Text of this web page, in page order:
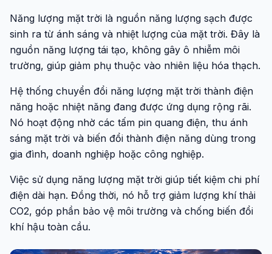
Năng lượng mặt trời là nguồn năng lượng sạch được
sinh ra từ ánh sáng và nhiệt lượng của mặt trời. Đây là
nguồn năng lượng tái tạo, không gây ô nhiễm môi
trường, giúp giảm phụ thuộc vào nhiên liệu hóa thạch.
Hệ thống chuyển đổi năng lượng mặt trời thành điện
năng hoặc nhiệt năng đang được ứng dụng rộng rãi.
Nó hoạt động nhờ các tấm pin quang điện, thu ánh
sáng mặt trời và biến đổi thành điện năng dùng trong
gia đình, doanh nghiệp hoặc công nghiệp.
Việc sử dụng năng lượng mặt trời giúp tiết kiệm chi phí
điện dài hạn. Đồng thời, nó hỗ trợ giảm lượng khí thải
CO2, góp phần bảo vệ môi trường và chống biến đổi
khí hậu toàn cầu.